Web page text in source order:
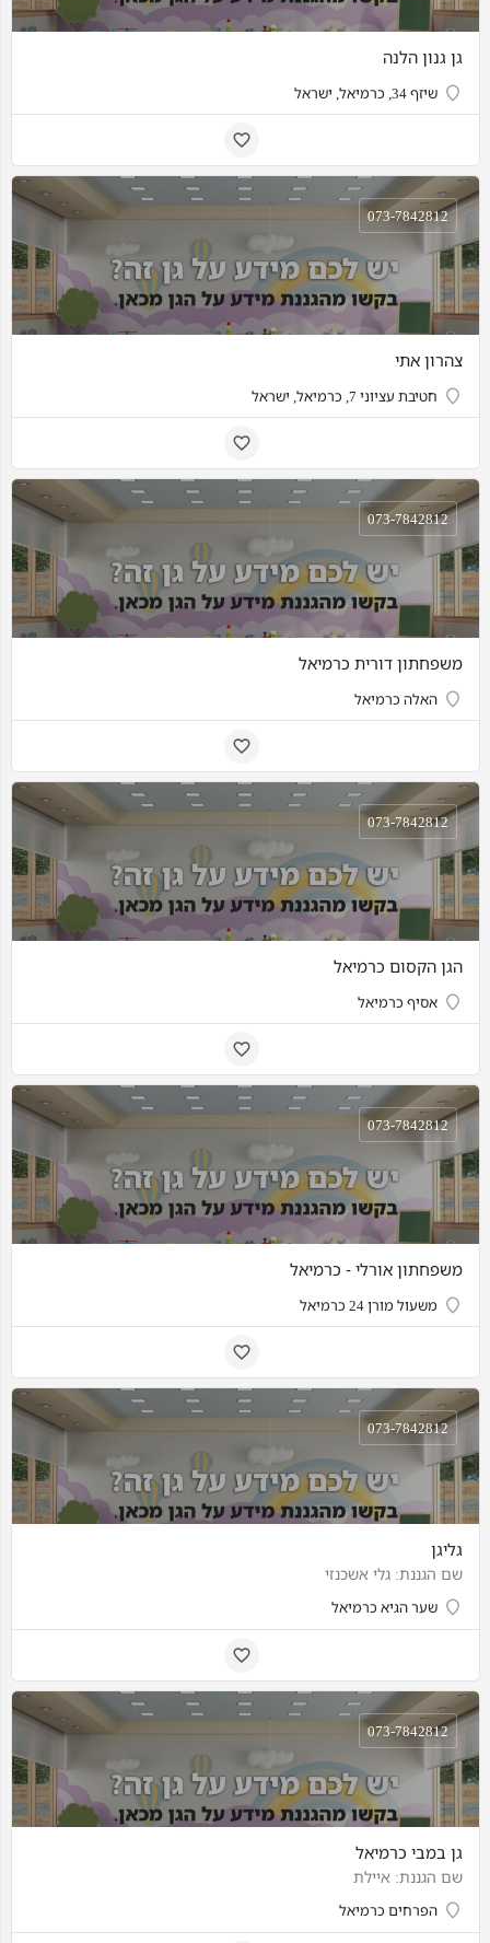
גן גנון הלנה
שיזף 34, כרמיאל, ישראל
צהרון אתי
חטיבת עציוני 7, כרמיאל, ישראל
073-7842812
משפחתון דורית כרמיאל
האלה כרמיאל
073-7842812
הגן הקסום כרמיאל
אסיף כרמיאל
073-7842812
משפחתון אורלי - כרמיאל
משעול מורן 24 כרמיאל
073-7842812
גליגן
שם הגננת: גלי אשכנזי
שער הגיא כרמיאל
073-7842812
גן במבי כרמיאל
שם הגננת: איילת
הפרחים כרמיאל
073-7842812